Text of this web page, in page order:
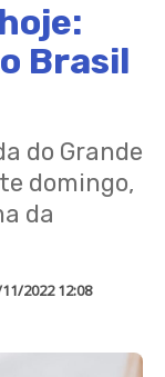
Brasil
do Grande
domingo,
da
2022 12:08